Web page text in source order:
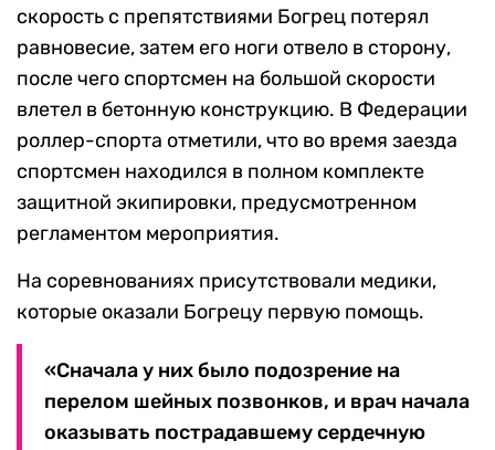
скорость с препятствиями Богрец потерял
равновесие, затем его ноги отвело в сторону,
после чего спортсмен на большой скорости
влетел в бетонную конструкцию. В Федерации
роллер-спорта отметили, что во время заезда
спортсмен находился в полном комплекте
защитной экипировки, предусмотренном
регламентом мероприятия.
На соревнованиях присутствовали медики,
которые оказали Богрецу первую помощь.
«Сначала у них было подозрение на
перелом шейных позвонков, и врач начала
оказывать пострадавшему сердечную